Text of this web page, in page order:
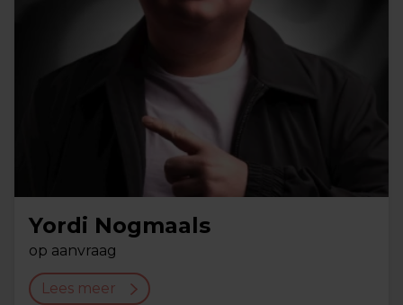
Yordi Nogmaals
op aanvraag
Lees meer